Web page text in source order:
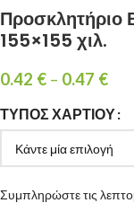
Προσκλητήριο
155×155 χιλ.
0.42 € – 0.47 €
ΤΎΠΟΣ ΧΑΡΤΙΟΎ
Συμπληρώστε τις